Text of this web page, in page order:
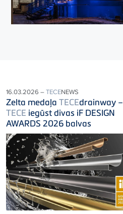
16.03.2026 –TECENEWS
Zelta medaļaTECEdrainway –
TECE iegūst divas iF DESIGN
AWARDS 2026 balvas